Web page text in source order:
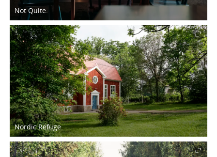
Not Quite.
Nordic Refuge.